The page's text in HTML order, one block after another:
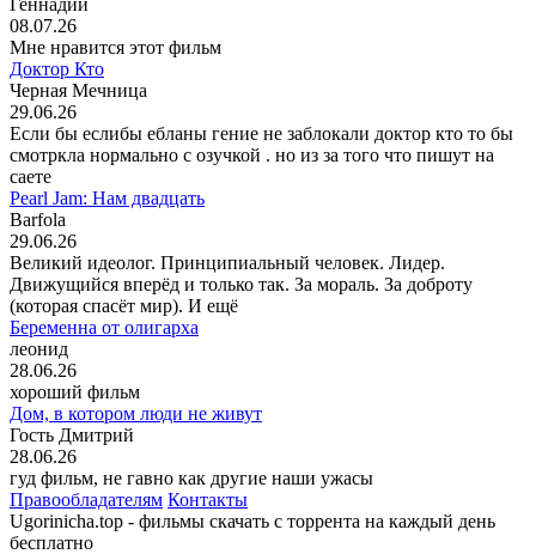
08.07.26
Мне нравится этот фильм
Доктор Кто
Черная Мечница
29.06.26
Если бы еслибы ебланы гение не заблокали доктор кто то бы
смотркла нормально с озучкой . но из за того что пишут на
саете
Pearl Jam: Нам двадцать
Barfola
29.06.26
Великий идеолог. Принципиальный человек. Лидер.
Движущийся вперёд и только так. За мораль. За доброту
(которая спасёт мир). И ещё
Беременна от олигарха
леонид
28.06.26
хороший фильм
Дом, в котором люди не живут
Гость Дмитрий
28.06.26
гуд фильм, не гавно как другие наши ужасы
Правообладателям Контакты
Ugorinicha.top - фильмы скачать с торрента на каждый день
бесплатно